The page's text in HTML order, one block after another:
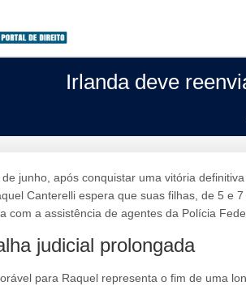
Irlanda deve
junho, após conquistar uma vitória
Canterelli espera que suas filhas, de 5 e
com a assistência de agentes da Polícia
judicial prolongada
para Raquel representa o fim de uma